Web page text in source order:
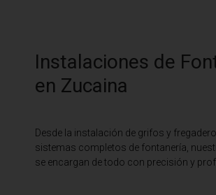
Instalaciones de
en Zucaina
Desde la instalación de grifos y
sistemas completos de fontanería,
se encargan de todo con precisión y